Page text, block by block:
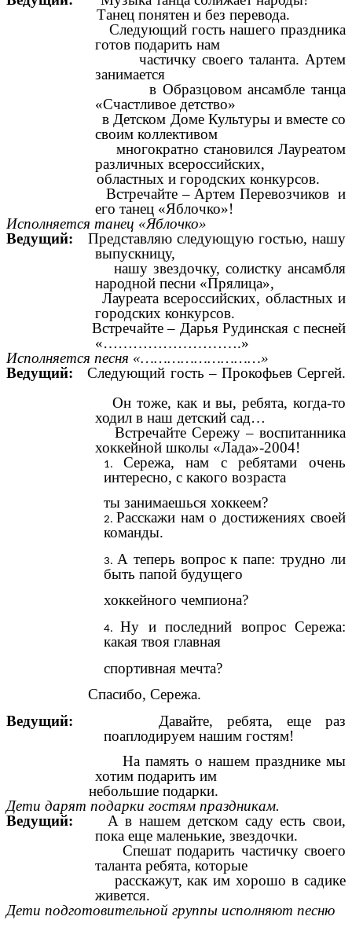
Танец понятен и без перевода.
Следующий гость нашего праздника
готов подарить нам
частичку своего таланта. Артем
занимается
в Образцовом ансамбле танца
«Счастливое детство»
в Детском Доме Культуры и вместе со
своим коллективом
многократно становился Лауреатом
различных всероссийских,
областных и городских конкурсов.
Встречайте – Артем Перевозчиков и
его танец «Яблочко»!
Исполняется танец «Яблочко»
Ведущий: Представляю следующую гостью, нашу
выпускницу,
нашу звездочку, солистку ансамбля
народной песни «Прялица»,
Лауреата всероссийских, областных и
городских конкурсов.
Встречайте – Дарья Рудинская с песней
«……………………….»
Исполняется песня «………………………»
Ведущий:
Следующий гость – Прокофьев Сергей.
Он тоже, как и вы, ребята, когда-то
ходил в наш детский сад…
Встречайте Сережу – воспитанника
хоккейной школы «Лада»-2004!
Сережа, нам с ребятами очень
интересно, с какого возраста
ты занимаешься хоккеем?
Расскажи нам о достижениях своей
команды.
А теперь вопрос к папе: трудно ли
быть папой будущего
хоккейного чемпиона?
Ну и последний вопрос Сережа:
какая твоя главная
спортивная мечта?
Спасибо, Сережа.
Ведущий:
Давайте, ребята, еще раз
поаплодируем нашим гостям!
На память о нашем празднике мы
хотим подарить им
небольшие подарки.
Дети дарят подарки гостям праздникам.
Ведущий: А в нашем детском саду есть свои,
пока еще маленькие, звездочки.
Спешат подарить частичку своего
таланта ребята, которые
расскажут, как им хорошо в садике
живется.
Дети подготовительной группы исполняют песню